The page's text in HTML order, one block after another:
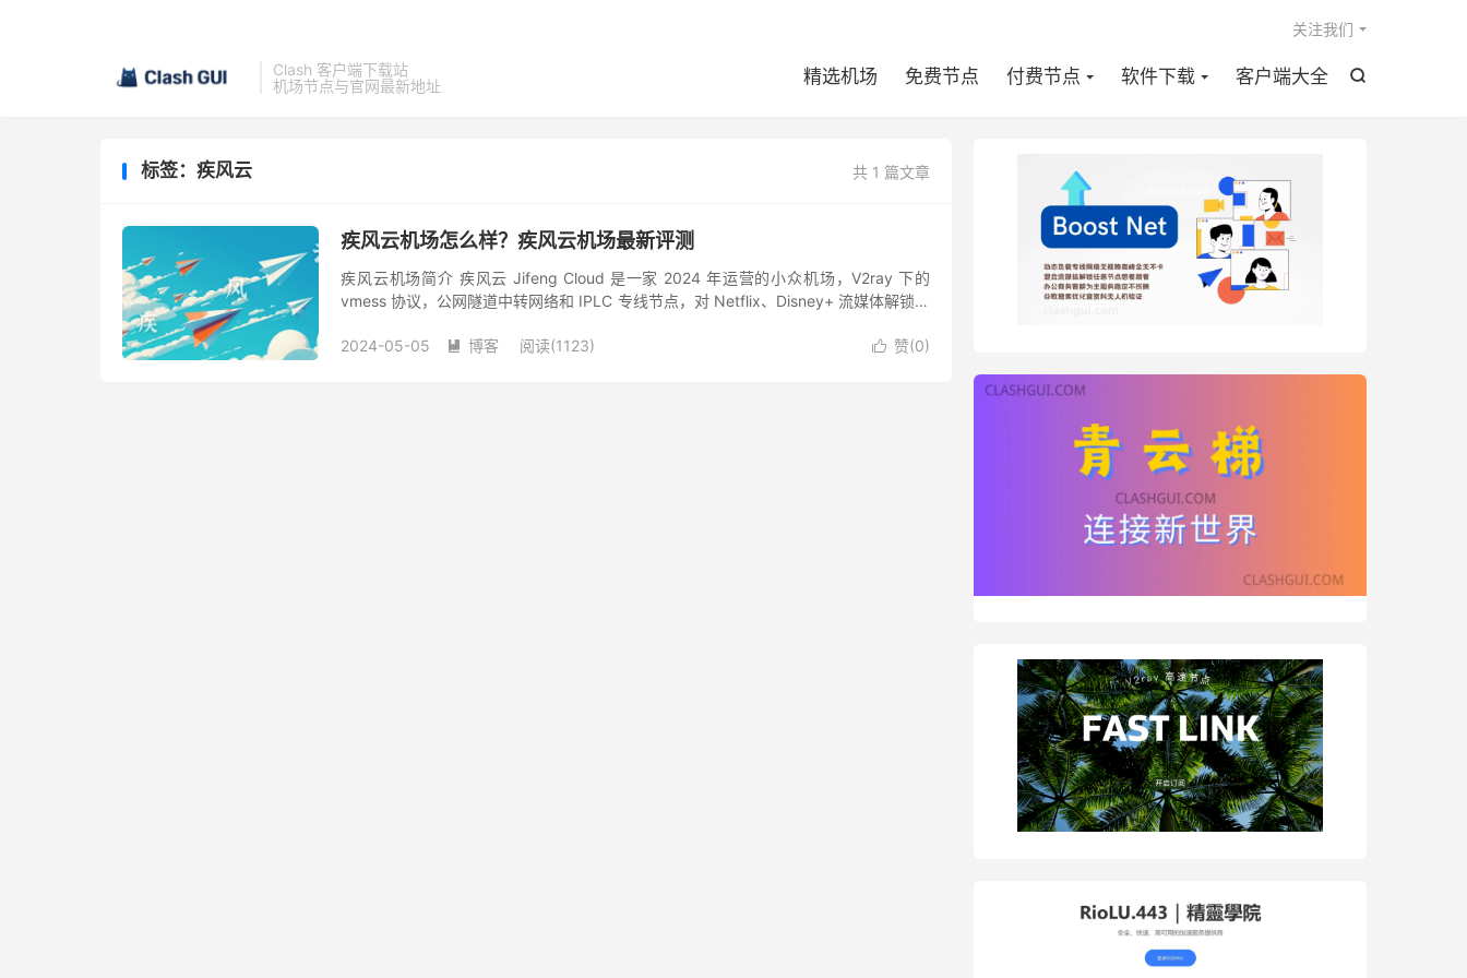
Clash 客户端下载站
机场节点与官网最新地址

精选机场 免费节点 付费节点 软件下载 客户端大全
关注我们
共 1 篇文章
标签：疾风云
疾风云机场怎么样？疾风云机场最新评测
疾风云机场简介 疾风云 Jifeng Cloud 是一家 2024 年运营的小众机场，V2ray 下的
vmess 协议，公网隧道中转网络和 IPLC 专线节点，对 Netflix、Disney+ 流媒体解锁服
 赞(0)
2024-05-05  博客 阅读(1123)